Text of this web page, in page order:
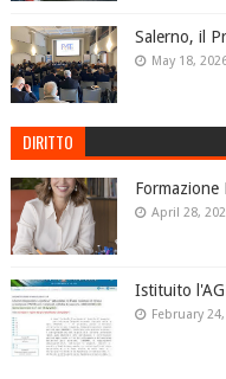
Salerno, il
May 18,
DIRITTO
Formazione
April 28,
Istituito
February